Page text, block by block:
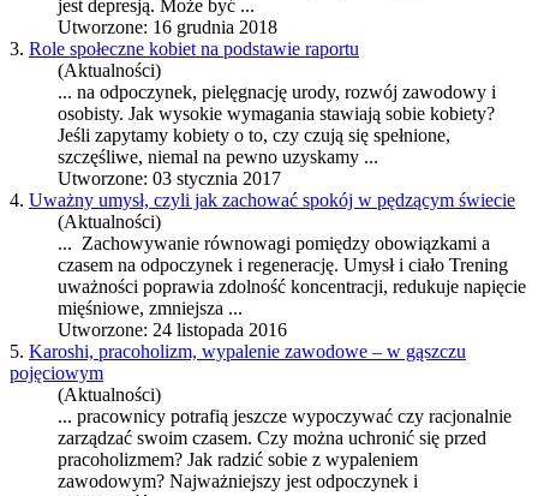
jest depresją. Może być ...
Utworzone: 16 grudnia 2018
3. Role społeczne kobiet na podstawie raportu
(Aktualności)
... na odpoczynek, pielęgnację urody, rozwój zawodowy i
osobisty. Jak wysokie wymagania stawiają sobie kobiety?
Jeśli zapytamy kobiety o to, czy czują się spełnione,
szczęśliwe, niemal na pewno uzyskamy ...
Utworzone: 03 stycznia 2017
4. Uważny umysł, czyli jak zachować spokój w pędzącym świecie
(Aktualności)
... Zachowywanie równowagi pomiędzy obowiązkami a
czasem na odpoczynek i regenerację. Umysł i ciało Trening
uważności poprawia zdolność koncentracji, redukuje napięcie
mięśniowe, zmniejsza ...
Utworzone: 24 listopada 2016
5. Karoshi, pracoholizm, wypalenie zawodowe – w gąszczu
pojęciowym
(Aktualności)
... pracownicy potrafią jeszcze wypoczywać czy racjonalnie
zarządzać swoim czasem. Czy można uchronić się przed
pracoholizmem? Jak radzić sobie z wypaleniem
zawodowym? Najważniejszy jest odpoczynek i